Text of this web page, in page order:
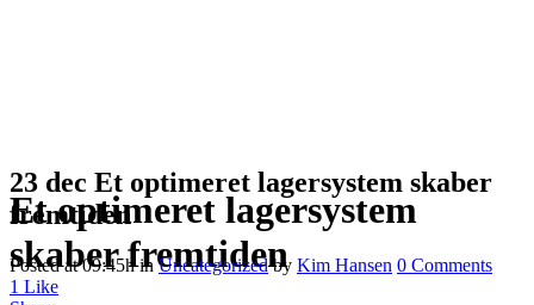
Et optimeret lagersystem
skaber fremtiden
23 dec Et optimeret lagersystem skaber
fremtiden
Posted at 09:45hinUncategorized by Kim Hansen 0 Comments
1 Like